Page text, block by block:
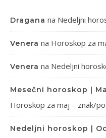
Dragana na Nedeljni
Venera na Horoskop za
Venera na Nedeljni
Mesečni horoskop |
Horoskop za maj – znak/
Nedeljni horoskop |